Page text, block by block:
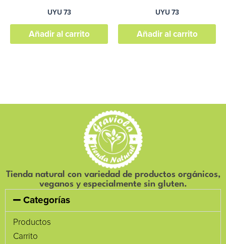
UYU 73
Añadir al carrito
celiacos
UYU 73
Añadir al carrito
Tienda natural con variedad de productos orgánicos,
veganos y especialmente sin gluten.
Categorías
Productos
Carrito